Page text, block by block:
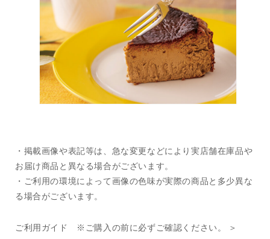
・掲載画像や表記等は、急な変更などにより実店舗在庫品や
お届け商品と異なる場合がございます。
・ご利用の環境によって画像の色味が実際の商品と多少異な
る場合がございます。
ご利用ガイド ※ご購入の前に必ずご確認ください。 ＞